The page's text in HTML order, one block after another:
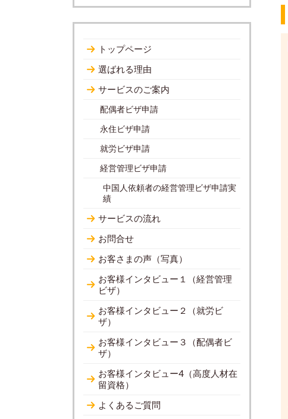
トップページ
選ばれる理由
サービスのご案内
配偶者ビザ申請
永住ビザ申請
就労ビザ申請
経営管理ビザ申請
中国人依頼者の経営管理ビザ申請実
績
サービスの流れ
お問合せ
お客さまの声（写真）
お客様インタビュー１（経営管理
ビザ）
お客様インタビュー２（就労ビ
ザ）
お客様インタビュー３（配偶者ビ
ザ）
お客様インタビュー4（高度人材在
留資格）
よくあるご質問